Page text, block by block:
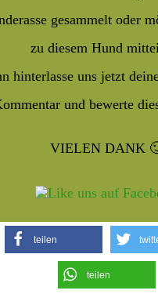
gesammelt oder
zu diesem Hund
hinterlasse uns jetzt
und bewerte
VIELEN DANK
teilen
teilen